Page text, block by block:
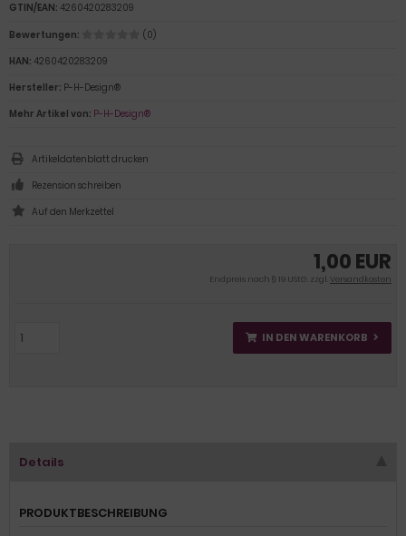
1,00 EUR
Endpreis nach § 19 UStG. zzgl.Versandkosten
IN DEN WARENKORB
GTIN/EAN: 4260420283209
Bewertungen:
(0)
HAN: 4260420283209
Hersteller: P-H-Design®
Mehr Artikel von: P-H-Design®
Artikeldatenblatt drucken
Rezension schreiben
Details
PRODUKTBESCHREIBUNG